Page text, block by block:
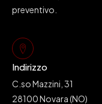
preventivo.
Indirizzo
C.so Mazzini, 31
28100 Novara (NO)